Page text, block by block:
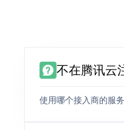
不在腾讯云
使用哪个接入商的服